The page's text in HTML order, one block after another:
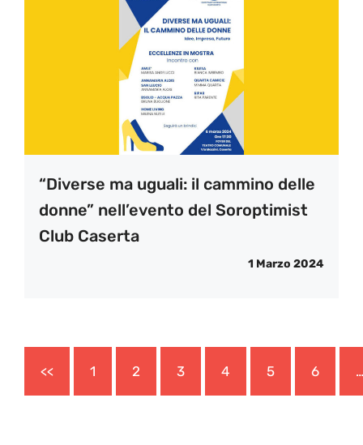
“Diverse ma uguali: il cammino delle
donne” nell’evento del Soroptimist
Club Caserta
1 Marzo 2024
<< 1 2 3 4 5 6 …